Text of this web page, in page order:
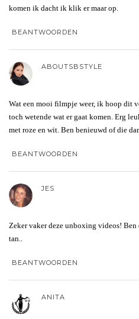
komen ik dacht ik klik er maar op.
BEANTWOORDEN
ABOUTSBSTYLE
Wat een mooi filmpje weer, ik hoop dit
toch wetende wat er gaat komen. Erg
met roze en wit. Ben benieuwd of die
BEANTWOORDEN
JES
Zeker vaker deze unboxing videos!
tan..
BEANTWOORDEN
ANITA